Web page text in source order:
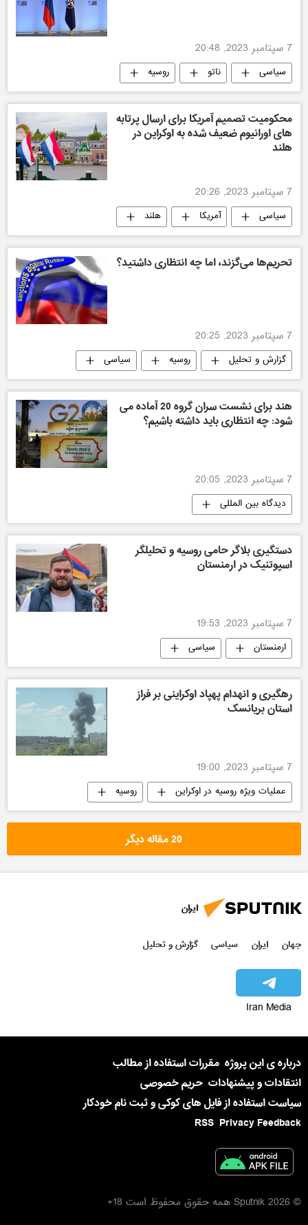
7 سپتامبر 2023, 20:48
سیاسی ناتو روسیه
محکومیت تصمیم آمریکا برای ارسال پرتابه
های اورانیوم ضعیف شده به اوکراین در
هلند
7 سپتامبر 2023, 20:26
سیاسی آمریکا
هلند
اوکراین
تحریم‌ها می‌گزند، اما چه انتظاری داشتید؟
7 سپتامبر 2023, 20:25
گزارش و تحلیل روسیه
سیاسی
اقتصادی
جهان
هند برای نشست سران گروه 20 آماده می
شود: چه انتظاری باید داشته باشیم؟
7 سپتامبر 2023, 20:05
دیدگاه بین المللی
دستگیری بلاگر حامی روسیه و تحلیلگر
اسپوتنیک در ارمنستان
7 سپتامبر 2023, 19:53
ارمنستان سیاسی
رهگیری و انهدام پهپاد اوکراینی بر فراز
استان بریانسک
7 سپتامبر 2023, 19:00
عملیات ویژه روسیه در اوکراین
روسیه
اوکراین
20 مقاله دیگر
ایران
جهان ایران سیاسی گزارش و تحلیل
Iran Media
درباره ی این پروژه مقررات استفاده از مطالب
انتقادات و پیشنهادات حریم خصوصی
سیاست استفاده از فایل های کوکی و ثبت نام خودکار
Privacy Feedback
RSS
© 2026 Sputnik همه حقوق محفوظ است 18+